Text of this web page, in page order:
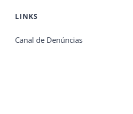
LINKS
Canal de Denúncias